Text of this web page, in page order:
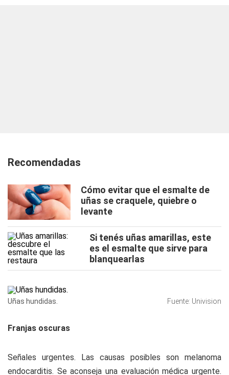
Recomendadas
Cómo evitar que el esmalte de
uñas se craquele, quiebre o
levante
Si tenés uñas amarillas, este
es el esmalte que sirve para
blanquearlas
Uñas hundidas. Fuente: Univision
Franjas oscuras
Señales urgentes. Las causas posibles son melanoma
endocarditis. Se aconseja una evaluación médica urgente.